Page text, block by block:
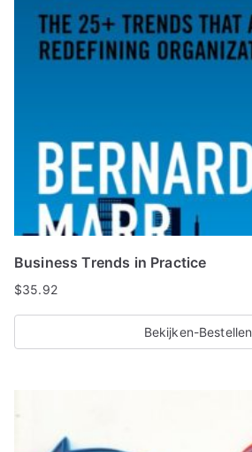
Business Trends in Practice
$35.92
Bekijken-Bestellen